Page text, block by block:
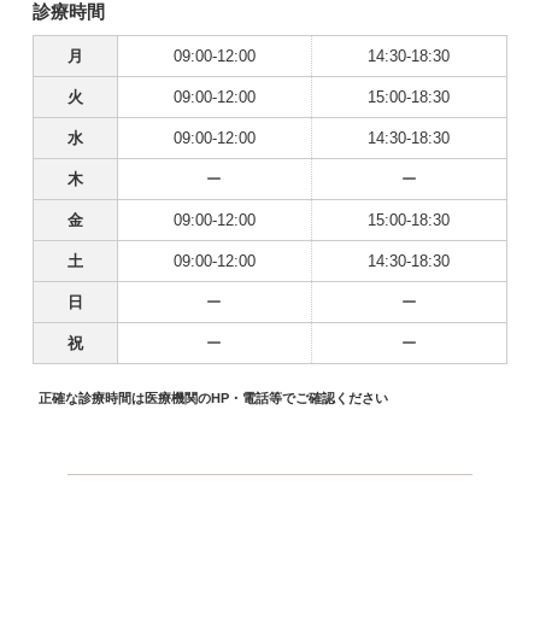
診療時間
月 09:00-12:00 14:30-18:30
火 09:00-12:00 15:00-18:30
水 09:00-12:00 14:30-18:30
木 ー ー
金 09:00-12:00 15:00-18:30
土 09:00-12:00 14:30-18:30
日 ー ー
祝 ー ー
正確な診療時間は医療機関のHP・電話等でご確認ください